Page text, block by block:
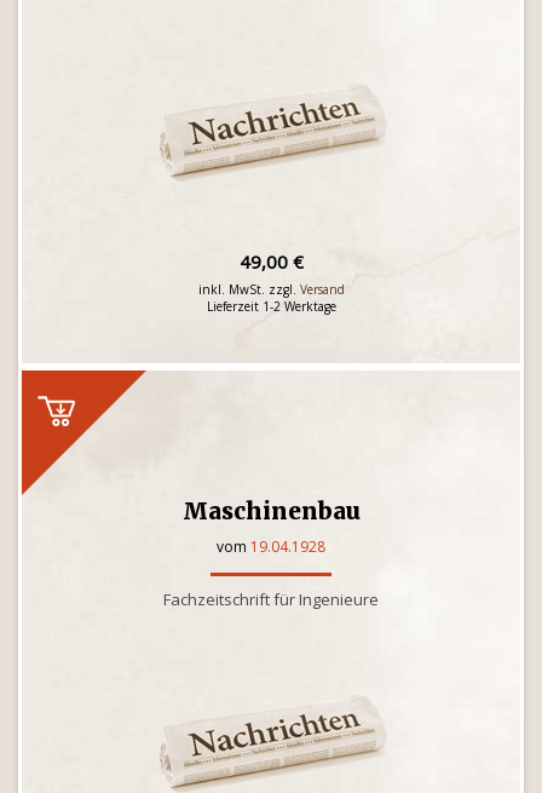
49,00 €
inkl. MwSt. zzgl. Versand
Lieferzeit 1-2 Werktage
Maschinenbau
vom 19.04.1928
Fachzeitschrift für Ingenieure